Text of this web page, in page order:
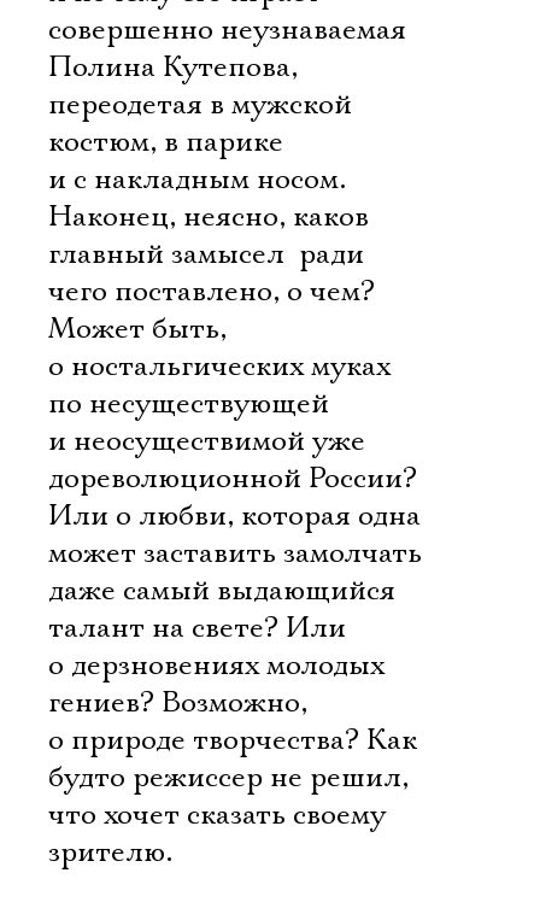
совершенно неузнаваемая
Полина Кутепова,
переодетая в мужской
костюм, в парике
и с накладным носом.
Наконец, неясно, каков
главный замысел  ради
чего поставлено, о чем?
Может быть,
о ностальгических муках
по несуществующей
и неосуществимой уже
дореволюционной России?
Или о любви, которая одна
может заставить замолчать
даже самый выдающийся
талант на свете? Или
о дерзновениях молодых
гениев? Возможно,
о природе творчества? Как
будто режиссер не решил,
что хочет сказать своему
зрителю.